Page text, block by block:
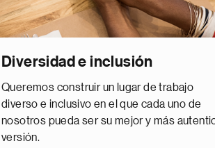
Diversidad e inclusión
Queremos construir un lugar de trabajo
diverso e inclusivo en el que cada uno de
nosotros pueda ser su mejor y más
versión.